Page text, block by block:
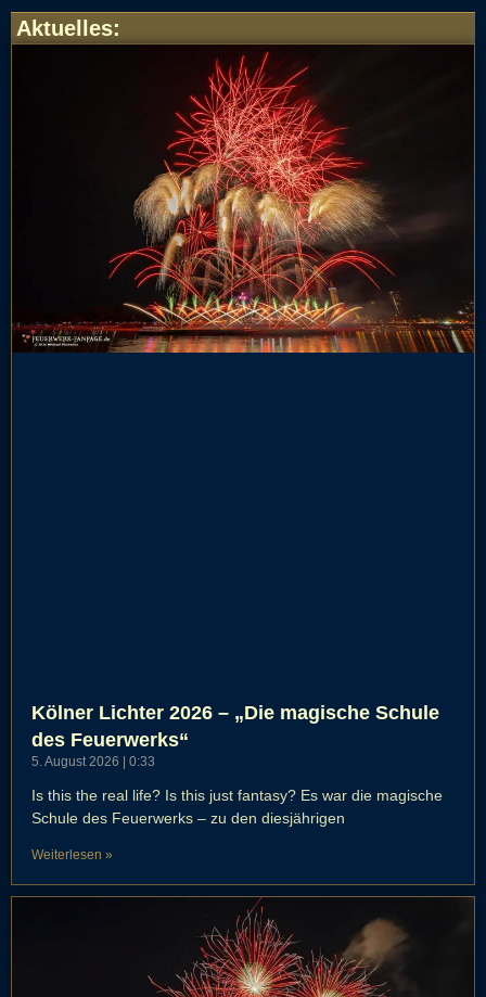
Aktuelles:
Kölner Lichter 2026 – „Die magische Schule
des Feuerwerks“
5. August 2026 0:33
Is this the real life? Is this just fantasy? Es war die magische
Schule des Feuerwerks – zu den diesjährigen
Weiterlesen »